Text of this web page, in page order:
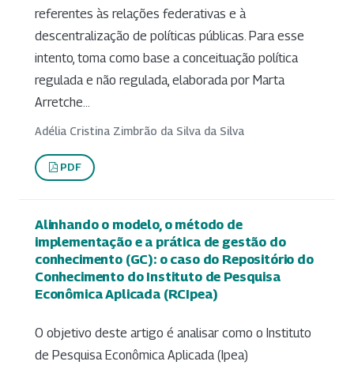
referentes às relações federativas e à
descentralização de políticas públicas. Para esse
intento, toma como base a conceituação política
regulada e não regulada, elaborada por Marta
Arretche...
Adélia Cristina Zimbrão da Silva da Silva
PDF
Alinhando o modelo, o método de
implementação e a prática de gestão do
conhecimento (GC): o caso do Repositório do
Conhecimento do Instituto de Pesquisa
Econômica Aplicada (RCIpea)
O objetivo deste artigo é analisar como o Instituto
de Pesquisa Econômica Aplicada (Ipea)